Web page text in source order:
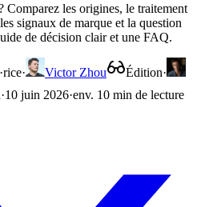
Comparez les origines, le traitement
signaux de marque et la question
de décision clair et une FAQ.
· Victor Zhou Édition·
·10 juin 2026·env. 10 min de lecture